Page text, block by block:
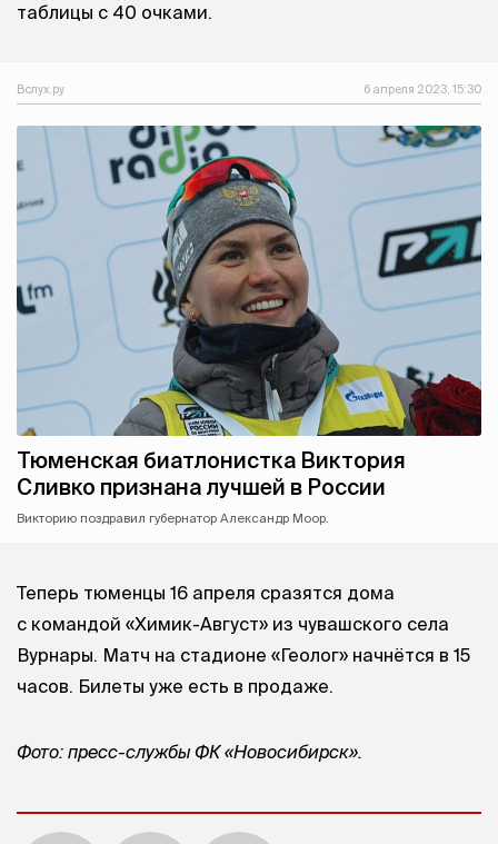
таблицы с 40 очками.
Вслух.ру 6 апреля 2023, 15:30
Тюменская биатлонистка Виктория
Сливко признана лучшей в России
Викторию поздравил губернатор Александр Моор.
Теперь тюменцы 16 апреля сразятся дома
с командой «Химик-Август» из чувашского села
Вурнары. Матч на стадионе «Геолог» начнётся в 15
часов. Билеты уже есть в продаже.
Фото: пресс-службы ФК «Новосибирск».